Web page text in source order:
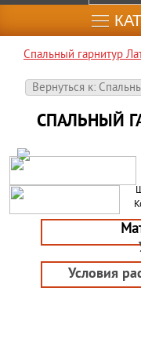
Спальный гарнитур
Вернуться к:
СПАЛЬНЫЙ
Условия